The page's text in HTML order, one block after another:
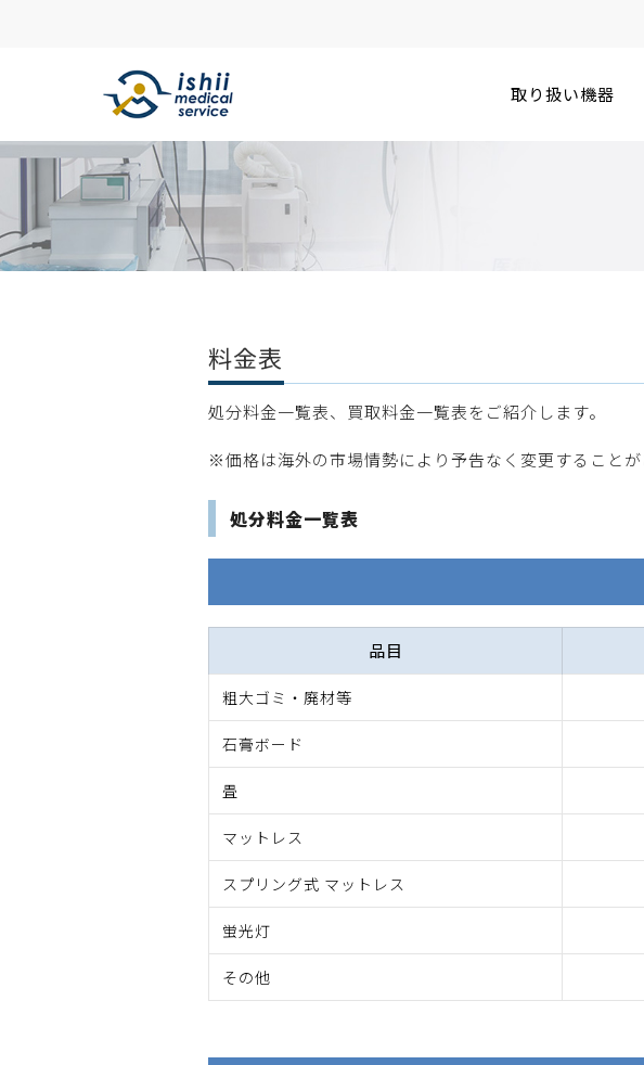
取り扱い機器
料金表
処分料金一覧表、買取料金一覧表をご紹介します。
処分料金一覧表
品目
粗大ゴミ・廃材等
石膏ボード
畳
マットレス
スプリング式 マットレス
蛍光灯
その他